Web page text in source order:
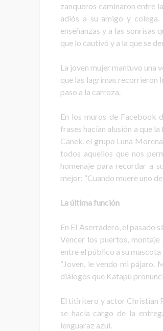
zanqueros caminaron entre
adiós a su amigo y
enseñanzas y a las sonrisas
que lo cautivó y a la que se
La joven mujer mantuvo una
que las lagrimas recorrieron
paso a la carroza.
En los muros de Facebook
frases hacían alusión a que
Canek, el grupo Luna
todos aquellos que nos
homenaje para recordar a
mejor: “Cuando muere uno
La última función
En El Aserradero, el pasado
Vencer los puertos,
entre el público a su
“Joven, le vendo mi pájaro.
diálogos que Katapú
El titiritero y actor Christian
se hacía cargo de la
lenguaraz azul.